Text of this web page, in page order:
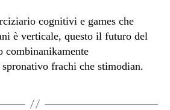
cognitivi e games che
è verticale, questo il futuro del
combinanikamente
frachi che stimodian.